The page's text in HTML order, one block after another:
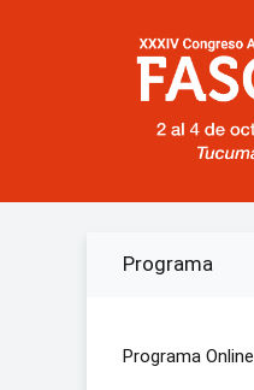
Programa
Programa Online